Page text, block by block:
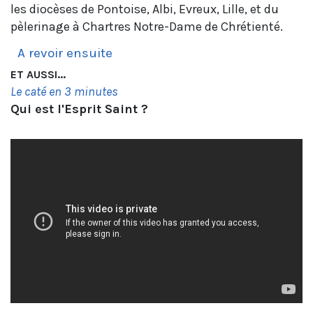
les diocèses de Pontoise, Albi, Evreux, Lille, et du
pèlerinage à Chartres Notre-Dame de Chrétienté.
A revoir ensuite
ET AUSSI...
Le caté en 3 minutes
Qui est l'Esprit Saint ?